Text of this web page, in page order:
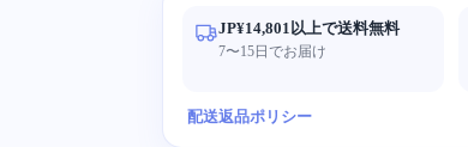
JP¥14,801以上で送料無料
7〜15日でお届け
配送返品ポリシー